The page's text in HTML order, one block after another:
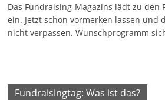
Das Fundraising-Magazins lädt zu den
ein. Jetzt schon vormerken lassen und
nicht verpassen. Wunschprogramm
Fundraisingtag: Was ist das?